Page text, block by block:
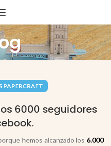
PAPERCRAFT
6000 seguidores
hemos alcanzado los 6.000